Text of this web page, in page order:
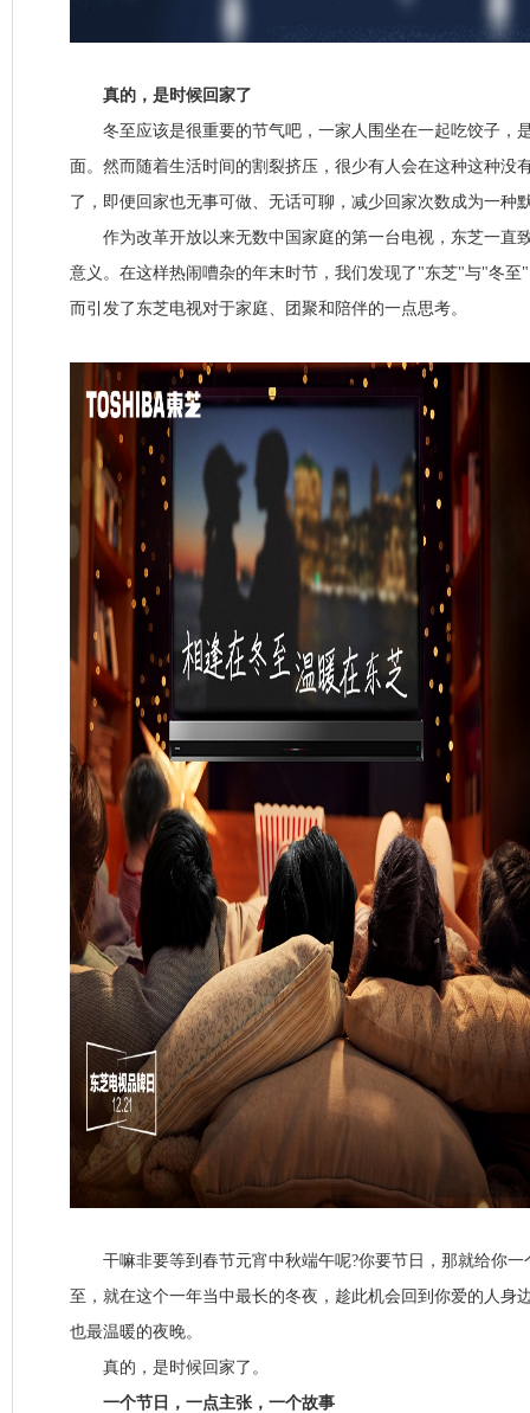
真的，是时候回家了
冬至应该是很重要的节气吧，一家人围坐在一起吃饺子，
面。然而随着生活时间的割裂挤压，很少有人会在这种这种没
了，即便回家也无事可做、无话可聊，减少回家次数成为一种
作为改革开放以来无数中国家庭的第一台电视，东芝一直
意义。在这样热闹嘈杂的年末时节，我们发现了"东芝"与"冬至
而引发了东芝电视对于家庭、团聚和陪伴的一点思考。
干嘛非要等到春节元宵中秋端午呢?你要节日，那就给你一
至，就在这个一年当中最长的冬夜，趁此机会回到你爱的人身
也最温暖的夜晚。
真的，是时候回家了。
一个节日，一点主张，一个故事